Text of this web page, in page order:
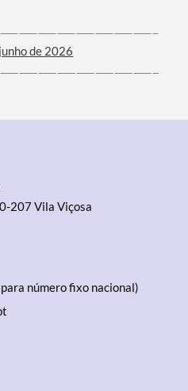
de 2026
207 Vila Viçosa
número fixo nacional)